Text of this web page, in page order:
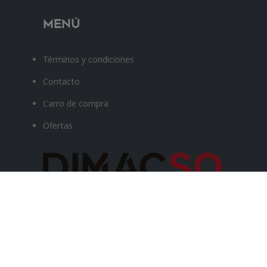
Menú
Términos y condiciones
Contacto
Carro de compra
Ofertas